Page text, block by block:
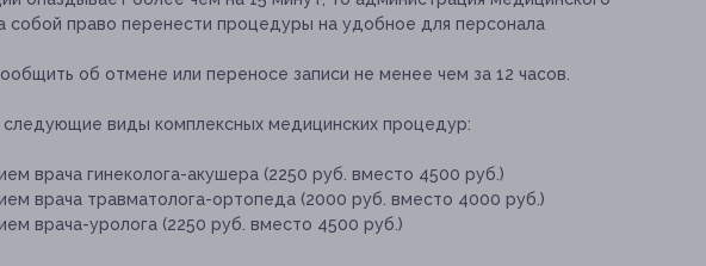
собой право перенести процедуры на удобное для персонала
об отмене или переносе записи не менее чем за 12 часов.
следующие виды комплексных медицинских процедур:
врача гинеколога-акушера (2250 руб. вместо 4500 руб.)
врача травматолога-ортопеда (2000 руб. вместо 4000 руб.)
врача-уролога (2250 руб. вместо 4500 руб.)